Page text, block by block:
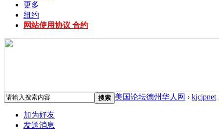
更多
纽约
网站使用协议 合约
搜索 美国论坛德州华人网 › kjcjpnet
加为好友
发送消息